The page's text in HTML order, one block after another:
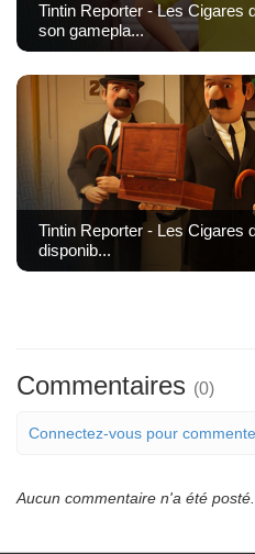
Tintin Reporter - Les Cigares
son gamepla...
Tintin Reporter - Les Cigares
disponib...
Commentaires (0)
Connectez-vous pour
Aucun commentaire n'a été posté.